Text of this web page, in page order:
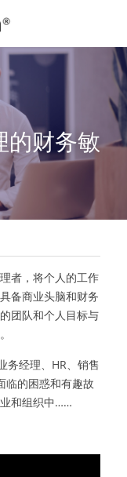
财务敏
者，将个人的工作
备商业头脑和财务
团队和个人目标与
务经理、HR、销售
的困惑和有趣故
和组织中……